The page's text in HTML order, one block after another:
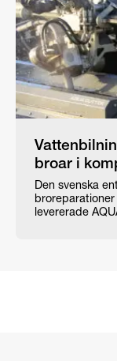
broar i
Den svenska
broreparationer
levererade